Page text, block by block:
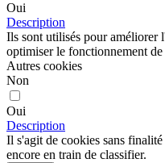
Oui
Description
Ils sont utilisés pour améliorer
optimiser le fonctionnement
Autres cookies
Non
Oui
Description
Il s'agit de cookies sans
encore en train de classifier.